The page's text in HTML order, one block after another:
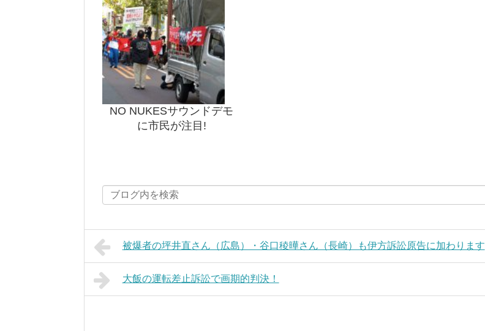
NO NUKESサウンドデモ
に市民が注目!
被爆者の坪井直さん（広島）・谷口稜曄さん（長崎）も伊方訴訟原告に加わります
大飯の運転差止訴訟で画期的判決！